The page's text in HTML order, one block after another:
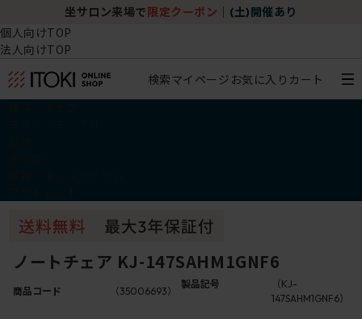
坐サロン来場で 限定クーポン (土)開催あり
個人向けTOP
法人向けTOP
検索マイページ お気に入り カート
ノートチェア KJ-147SAHM1GNF6
商品コード （35006693）
製品記号
（KJ-
147SAHM1GNF6）